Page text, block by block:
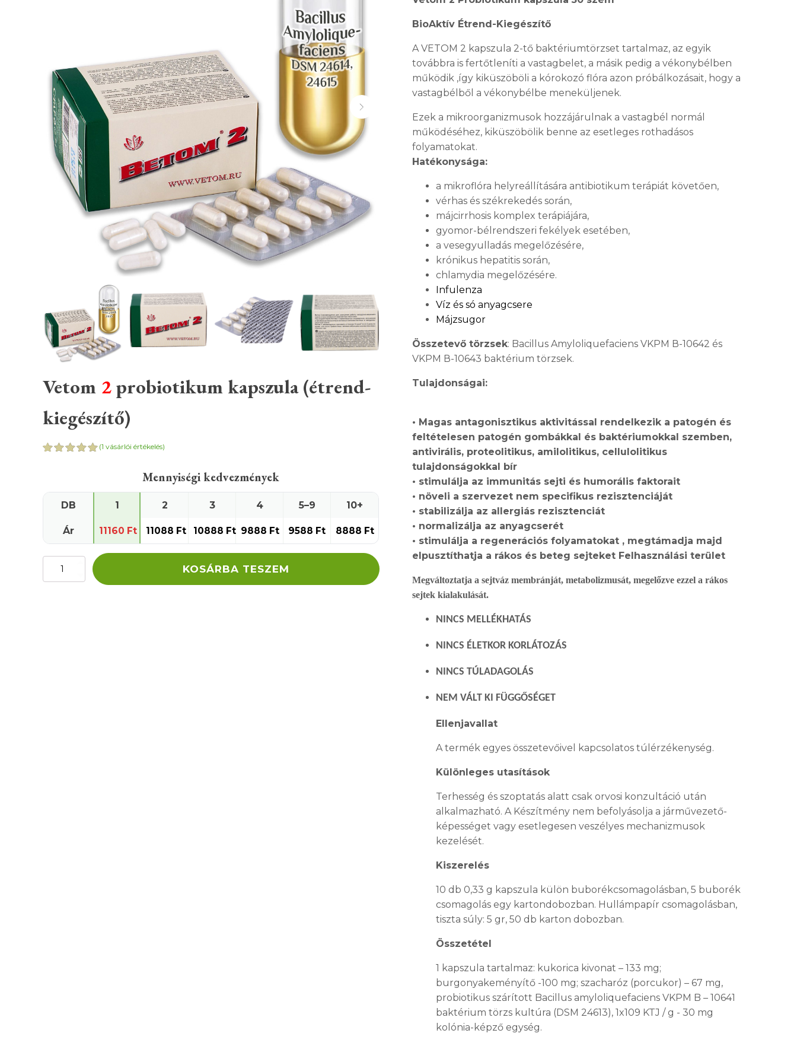
ÍZÜLETEK ÉS MOZGÁSSZERVI RENDSZER
Vetom 2probiotikum kapszula (étrend-
kiegészítő)
alapján
(1 vásárlói értékelés)
Mennyiségi kedvezmények
DB 1 2 3 4 5–9 10+
Ár 11160 Ft 11088 Ft 10888 Ft 9888 Ft 9588 Ft 8888 Ft
Vetom
KOSÁRBA TESZEM
BioAktív Étrend-Kiegészítő
A VETOM 2 kapszula 2-tő baktériumtörzset tartalmaz, az egyik
továbbra is fertőtleníti a vastagbelet, a másik pedig a vékonybélben
működik ,így kiküszöböli a kórokozó flóra azon próbálkozásait, hogy a
vastagbélből a vékonybélbe meneküljenek.
Ezek a mikroorganizmusok hozzájárulnak a vastagbél normál
működéséhez, kiküszöbölik benne az esetleges rothadásos
folyamatokat.
Hatékonysága:
a mikroflóra helyreállítására antibiotikum terápiát követően,
vérhas és székrekedés során,
májcirrhosis komplex terápiájára,
gyomor-bélrendszeri fekélyek esetében,
a vesegyulladás megelőzésére,
krónikus hepatitis során,
chlamydia megelőzésére.
Infulenza
Víz és só anyagcsere
Májzsugor
Összetevő törzsek: Bacillus Amyloliquefaciens VKPM В-10642 és
VKPM В-10643 baktérium törzsek.
Tulajdonságai:
• Magas antagonisztikus aktivitással rendelkezik a patogén és
feltételesen patogén gombákkal és baktériumokkal szemben,
antivirális, proteolitikus, amilolitikus, cellulolitikus
tulajdonságokkal bír
• stimulálja az immunitás sejti és humorális faktorait
• növeli a szervezet nem specifikus rezisztenciáját
• stabilizálja az allergiás rezisztenciát
• normalizálja az anyagcserét
• stimulálja a regenerációs folyamatokat , megtámadja majd
elpusztíthatja a rákos és beteg sejteket Felhasználási terület
Megváltoztatja a sejtváz membránját, metabolizmusát, megelőzve ezzel a rákos
sejtek kialakulását.
NINCS MELLÉKHATÁS
NINCS ÉLETKOR KORLÁTOZÁS
NINCS TÚLADAGOLÁS
NEM VÁLT KI FÜGGŐSÉGET
Ellenjavallat
A termék egyes összetevőivel kapcsolatos túlérzékenység.
Különleges utasítások
Terhesség és szoptatás alatt csak orvosi konzultáció után
alkalmazható. A Készítmény nem befolyásolja a járművezető-
képességet vagy esetlegesen veszélyes mechanizmusok
kezelését.
Kiszerelés
10 db 0,33 g kapszula külön buborékcsomagolásban, 5 buborék
csomagolás egy kartondobozban. Hullámpapír csomagolásban,
tiszta súly: 5 gr, 50 db karton dobozban.
Összetétel
1 kapszula tartalmaz: kukorica kivonat – 133 mg;
burgonyakeményítő -100 mg; szacharóz (porcukor) – 67 mg,
probiotikus szárított Bacillus amyloliquefaciens VKPM B – 10641
baktérium törzs kultúra (DSM 24613), 1x109 KTJ / g - 30 mg
kolónia-képző egység.